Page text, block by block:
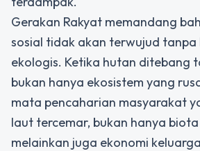
Gerakan Rakyat memandang
sosial tidak akan terwujud tanpa
ekologis. Ketika hutan ditebang
bukan hanya ekosistem yang
mata pencaharian masyarakat
laut tercemar, bukan hanya
melainkan juga ekonomi